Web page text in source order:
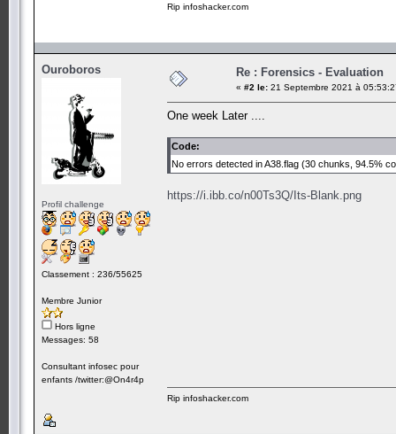
Rip infoshacker.com
Ouroboros
Profil challenge
Classement : 236/55625
Membre Junior
Hors ligne
Messages: 58
Consultant infosec pour
enfants /twitter:@On4r4p
Re : Forensics - Evaluation
« #2 le: 21 Septembre 2021 à
One week Later ....
Code:
No errors detected in A38.flag (30 chunks, 94.5%
https://i.ibb.co/n00Ts3Q/Its-Blank.png
Rip infoshacker.com